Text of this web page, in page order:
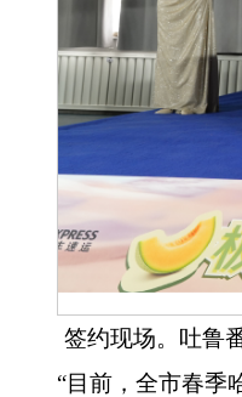
签约现场。吐鲁
“目前，全市春季